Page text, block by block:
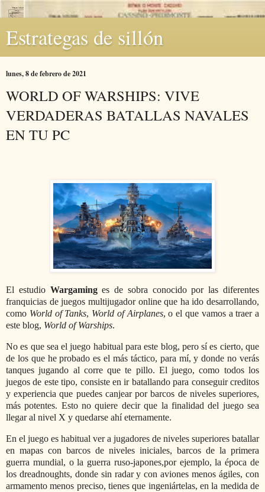
Estrategas de sillón
lunes, 8 de febrero de 2021
WORLD OF WARSHIPS: VIVE
VERDADERAS BATALLAS NAVALES
EN TU PC
El estudio Wargaminges de sobra conocido por las diferentes
franquicias de juegos multijugador online que ha ido desarrollando,
como World of Tanks, World of Airplanes, o el que vamos a traer a
este blog, World of Warships.
No es que sea el juego habitual para este blog, pero sí es cierto, que
de los que he probado es el más táctico, para mí, y donde no verás
tanques jugando al corre que te pillo. El juego, como todos los
juegos de este tipo, consiste en ir batallando para conseguir creditos
y experiencia que puedes canjear por barcos de niveles superiores,
más potentes. Esto no quiere decir que la finalidad del juego sea
llegar al nivel X y quedarse ahí eternamente.
En el juego es habitual ver a jugadores de niveles superiores batallar
en mapas con barcos de niveles iniciales, barcos de la primera
guerra mundial, o la guerra ruso-japones,por ejemplo, la época de
los dreadnoughts, donde sin radar y con aviones menos ágiles, con
armamento menos preciso, tienes que ingeniártelas, en la medida de